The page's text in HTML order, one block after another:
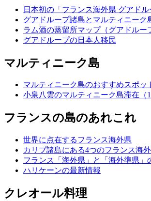
日本初の「フランス海外県 グアド
グアドループ諸島とマルティニーク
ラム酒の蒸留所マップ（グアドルー
グアドループの日本人移民
マルティニーク島
マルティニーク島のおすすめスポッ
小泉八雲のマルティニーク島滞在（
フランスの島のあれこれ
世界に点在するフランス海外県
カリブ諸島にある4つのフランス海
フランス「海外県」と「海外準県」
ハリケーンの最新情報
クレオール料理